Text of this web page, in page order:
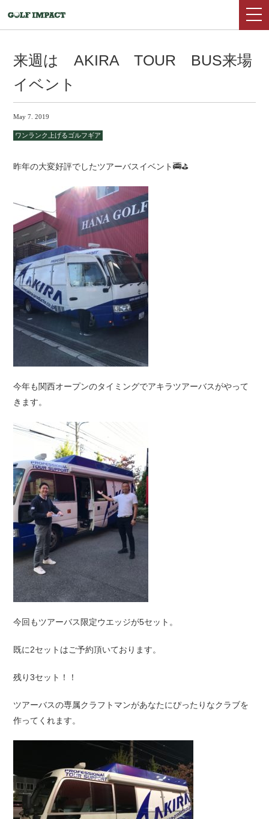
来週は AKIRA TOUR BUS来場
イベント
May 7. 2019
ワンランク上げるゴルフギア
昨年の大変好評でしたツアーバスイベント🚎⛳
今年も関西オープンのタイミングでアキラツアーバスがやって
きます。
今回もツアーバス限定ウエッジが5セット。
既に2セットはご予約頂いております。
残り3セット！！
ツアーバスの専属クラフトマンがあなたにぴったりなクラブを
作ってくれます。